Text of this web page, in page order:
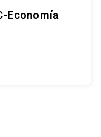
Economía